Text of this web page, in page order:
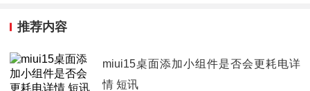
推荐内容
miui15桌面添加小组件是否会更耗电详
情 短讯